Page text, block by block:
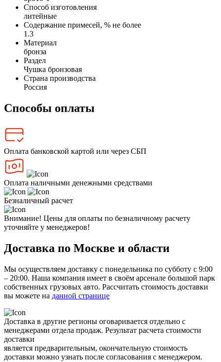
Способ изготовления
литейные
Содержание примесей, % не более
1.3
Материал
бронза
Раздел
Чушка бронзовая
Страна производства
Россия
Способы оплаты
Оплата банковской картой или через СБП
Оплата наличными денежными средствами
Безналичный расчет
Внимание! Цены для оплаты по безналичному расчету
уточняйте у менеджеров!
Доставка по Москве и области
Мы осуществляем доставку с понедельника по субботу с 9:00
– 20:00. Наша компания имеет в своём арсенале большой парк
собственных грузовых авто. Рассчитать стоимость доставки
вы можете на данной странице
Доставка в другие регионы оговаривается отдельно с
менеджерами отдела продаж. Результат расчета стоимости
доставки
является предварительным, окончательную стоимость
доставки можно узнать после согласования с менеджером.